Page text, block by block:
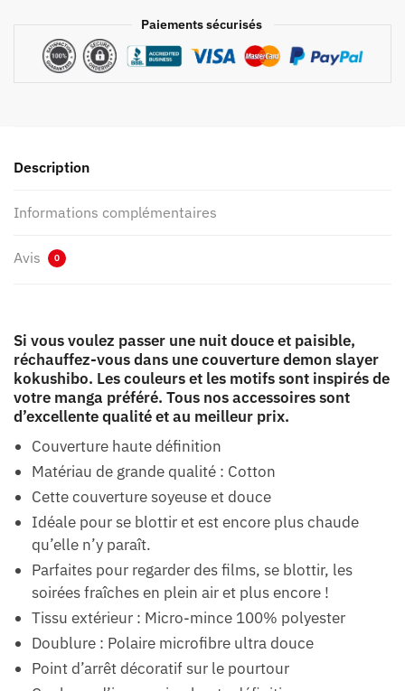
Paiements sécurisés
Description
Informations complémentaires
Avis 0
Si vous voulez passer une nuit douce et paisible,
réchauffez-vous dans une couverture demon slayer
kokushibo. Les couleurs et les motifs sont inspirés de
votre manga préféré. Tous nos accessoires sont
d’excellente qualité et au meilleur prix.
Couverture haute définition
Matériau de grande qualité : Cotton
Cette couverture soyeuse et douce
Idéale pour se blottir et est encore plus chaude
qu’elle n’y paraît.
Parfaites pour regarder des films, se blottir, les
soirées fraîches en plein air et plus encore !
Tissu extérieur : Micro-mince 100% polyester
Doublure : Polaire microfibre ultra douce
Point d’arrêt décoratif sur le pourtour